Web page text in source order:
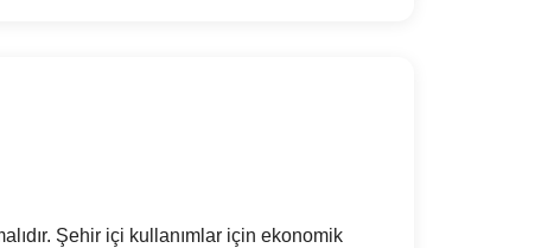
Şehir içi kullanımlar için ekonomik